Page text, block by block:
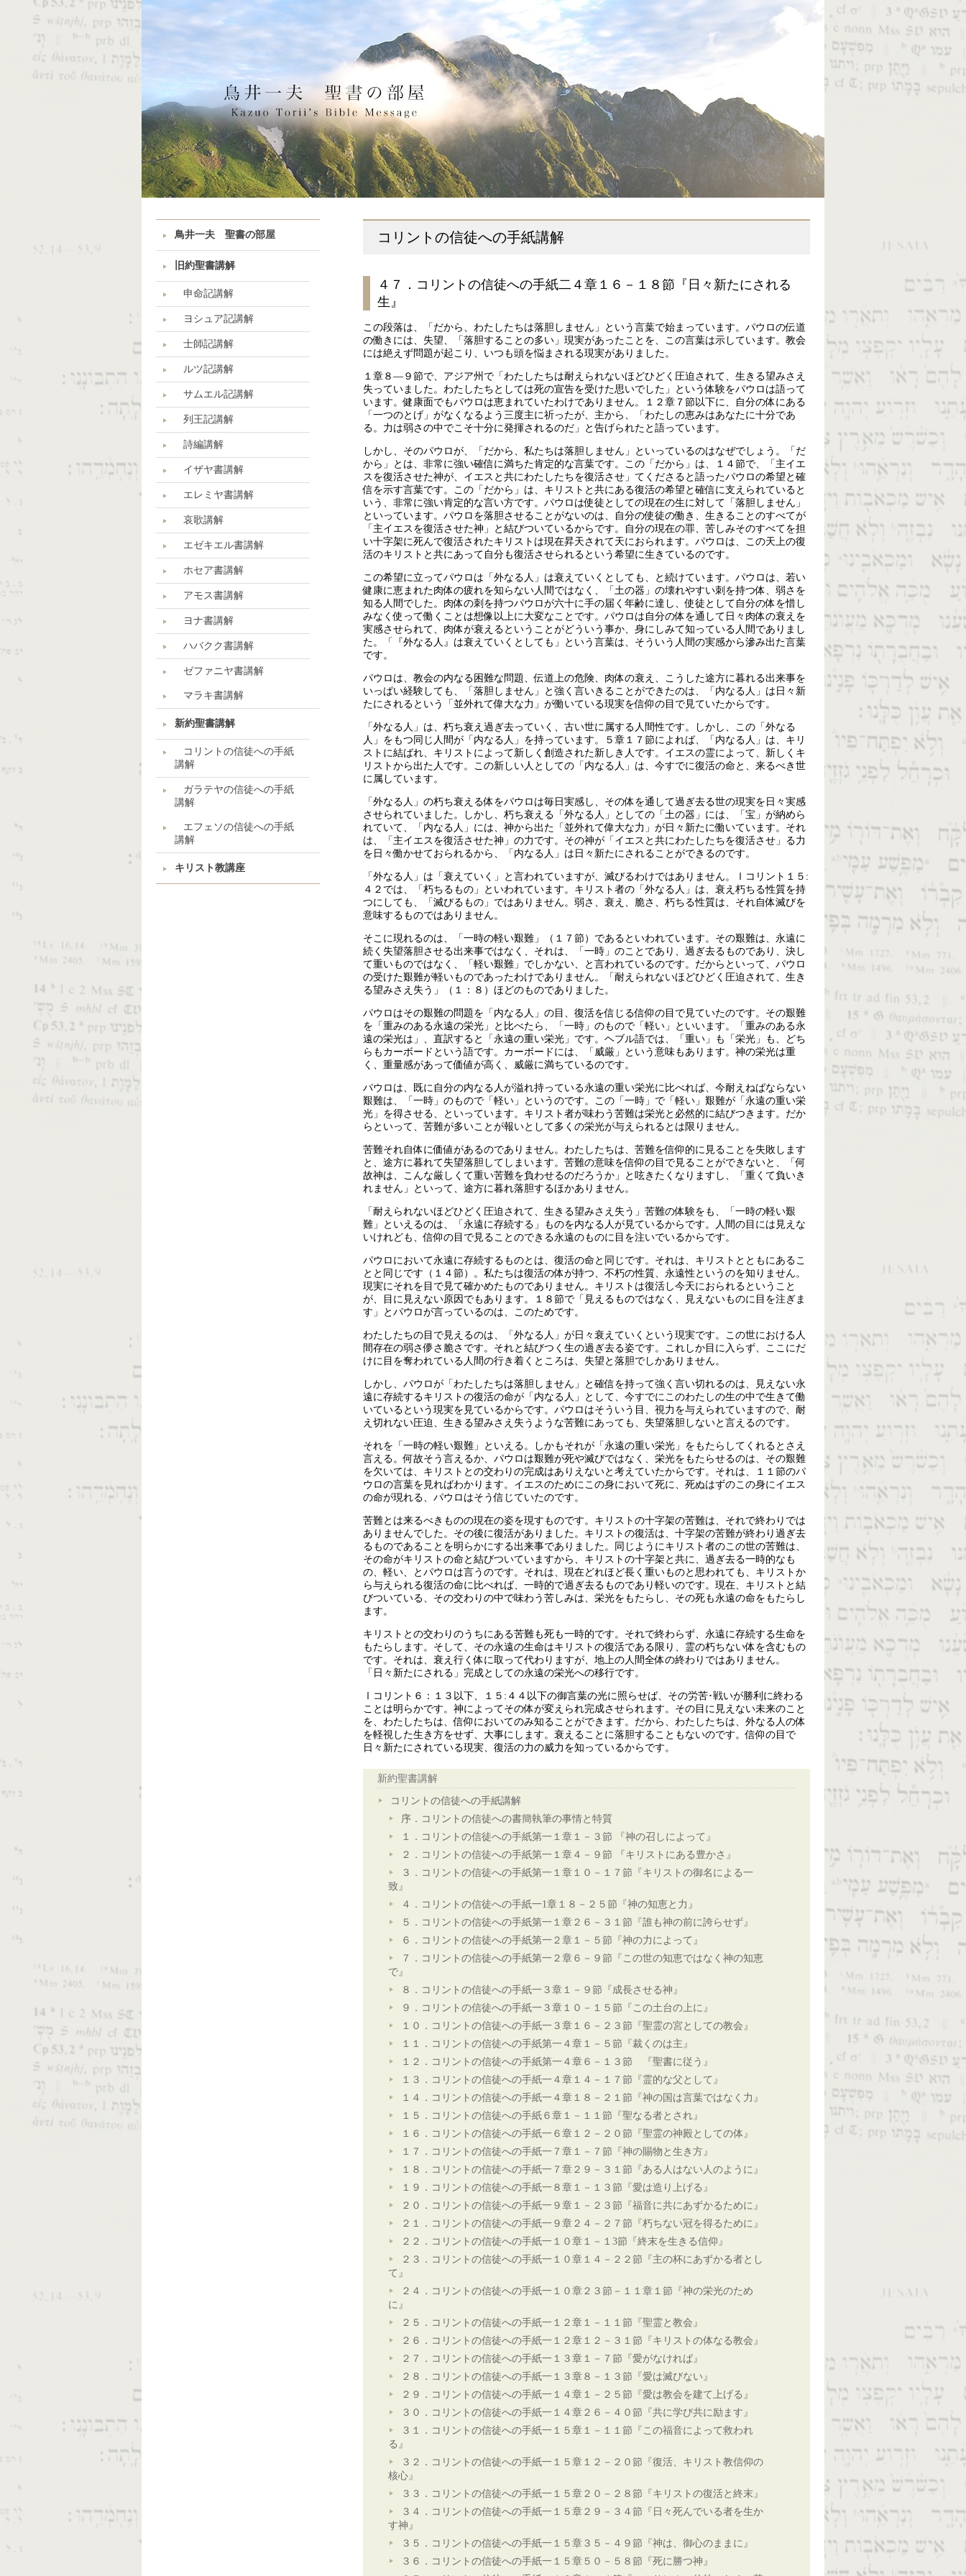
鳥井一夫 聖書の部屋
旧約聖書講解
申命記講解
ヨシュア記講解
士師記講解
ルツ記講解
サムエル記講解
列王記講解
詩編講解
イザヤ書講解
エレミヤ書講解
哀歌講解
エゼキエル書講解
ホセア書講解
アモス書講解
ヨナ書講解
ハバクク書講解
ゼファニヤ書講解
マラキ書講解
新約聖書講解
コリントの信徒への手紙
講解
ガラテヤの信徒への手紙
講解
エフェソの信徒への手紙
講解
キリスト教講座
コリントの信徒への手紙講解
４７．コリントの信徒への手紙二４章１６－１８節『日々新たにされる
生』
この段落は、「だから、わたしたちは落胆しません」という言葉で始まっています。パウロの伝道
の働きには、失望、「落胆することの多い」現実があったことを、この言葉は示しています。教会
には絶えず問題が起こり、いつも頭を悩まされる現実がありました。
１章８—９節で、アジア州で「わたしたちは耐えられないほどひどく圧迫されて、生きる望みさえ
失っていました。わたしたちとしては死の宣告を受けた思いでした」という体験をパウロは語って
います。健康面でもパウロは恵まれていたわけでありません。１２章７節以下に、自分の体にある
「一つのとげ」がなくなるよう三度主に祈ったが、主から、「わたしの恵みはあなたに十分であ
る。力は弱さの中でこそ十分に発揮されるのだ」と告げられたと語っています。
しかし、そのパウロが、「だから、私たちは落胆しません」といっているのはなぜでしょう。「だ
から」とは、非常に強い確信に満ちた肯定的な言葉です。この「だから」は、１４節で、「主イエ
スを復活させた神が、イエスと共にわたしたちを復活させ」てくださると語ったパウロの希望と確
信を示す言葉です。この「だから」は、キリストと共にある復活の希望と確信に支えられていると
いう、非常に強い肯定的な言い方です。パウロは使徒としての現在の生に対して「落胆しません」
といっています。パウロを落胆させることがないのは、自分の使徒の働き、生きることのすべてが
「主イエスを復活させた神」と結びついているからです。自分の現在の罪、苦しみそのすべてを担
い十字架に死んで復活されたキリストは現在昇天されて天におられます。パウロは、この天上の復
活のキリストと共にあって自分も復活させられるという希望に生きているのです。
この希望に立ってパウロは「外なる人」は衰えていくとしても、と続けています。パウロは、若い
健康に恵まれた肉体の疲れを知らない人間ではなく、「土の器」の壊れやすい刺を持つ体、弱さを
知る人間でした。肉体の刺を持つパウロが六十に手の届く年齢に達し、使徒として自分の体を惜し
みなく使って働くことは想像以上に大変なことです。パウロは自分の体を通して日々肉体の衰えを
実感させられて、肉体が衰えるということがどういう事か、身にしみて知っている人間でありまし
た。「『外なる人』は衰えていくとしても」という言葉は、そういう人間の実感から滲み出た言葉
です。
パウロは、教会の内なる困難な問題、伝道上の危険、肉体の衰え、こうした途方に暮れる出来事を
いっぱい経験しても、「落胆しません」と強く言いきることができたのは、「内なる人」は日々新
たにされるという「並外れて偉大な力」が働いている現実を信仰の目で見ていたからです。
「外なる人」は、朽ち衰え過ぎ去っていく、古い世に属する人間性です。しかし、この「外なる
人」をもつ同じ人間が「内なる人」を持っています。５章１７節によれば、「内なる人」は、キリ
ストに結ばれ、キリストによって新しく創造された新しき人です。イエスの霊によって、新しくキ
リストから出た人です。この新しい人としての「内なる人」は、今すでに復活の命と、来るべき世
に属しています。
「外なる人」の朽ち衰える体をパウロは毎日実感し、その体を通して過ぎ去る世の現実を日々実感
させられていました。しかし、朽ち衰える「外なる人」としての「土の器」には、「宝」が納めら
れていて、「内なる人」には、神から出た「並外れて偉大な力」が日々新たに働いています。それ
は、「主イエスを復活させた神」の力です。その神が「イエスと共にわたしたちを復活させ」る力
を日々働かせておられるから、「内なる人」は日々新たにされることができるのです。
「外なる人」は「衰えていく」と言われていますが、滅びるわけではありません。Ⅰコリント１５:
４２では、「朽ちるもの」といわれています。キリスト者の「外なる人」は、衰え朽ちる性質を持
つにしても、「滅びるもの」ではありません。弱さ、衰え、脆さ、朽ちる性質は、それ自体滅びを
意味するものではありません。
そこに現れるのは、「一時の軽い艱難」（１７節）であるといわれています。その艱難は、永遠に
続く失望落胆させる出来事ではなく、それは、「一時」のことであり、過ぎ去るものであり、決し
て重いものではなく、「軽い艱難」でしかない、と言われているのです。だからといって、パウロ
の受けた艱難が軽いものであったわけでありません。「耐えられないほどひどく圧迫されて、生き
る望みさえ失う」（１：８）ほどのものでありました。
パウロはその艱難の問題を「内なる人」の目、復活を信じる信仰の目で見ていたのです。その艱難
を「重みのある永遠の栄光」と比べたら、「一時」のもので「軽い」といいます。「重みのある永
遠の栄光は」、直訳すると「永遠の重い栄光」です。ヘブル語では、「重い」も「栄光」も、どち
らもカーボードという語です。カーボードには、「威厳」という意味もあります。神の栄光は重
く、重量感があって価値が高く、威厳に満ちているのです。
パウロは、既に自分の内なる人が溢れ持っている永遠の重い栄光に比べれば、今耐えねばならない
艱難は、「一時」のもので「軽い」というのです。この「一時」で「軽い」艱難が「永遠の重い栄
光」を得させる、といっています。キリスト者が味わう苦難は栄光と必然的に結びつきます。だか
らといって、苦難が多いことが報いとして多くの栄光が与えられるとは限りません。
苦難それ自体に価値があるのでありません。わたしたちは、苦難を信仰的に見ることを失敗します
と、途方に暮れて失望落胆してしまいます。苦難の意味を信仰の目で見ることができないと、「何
故神は、こんな厳しくて重い苦難を負わせるのだろうか」と呟きたくなりますし、「重くて負いき
れません」といって、途方に暮れ落胆するほかありません。
「耐えられないほどひどく圧迫されて、生きる望みさえ失う」苦難の体験をも、「一時の軽い艱
難」といえるのは、「永遠に存続する」ものを内なる人が見ているからです。人間の目には見えな
いけれども、信仰の目で見ることのできる永遠のものに目を注いでいるからです。
パウロにおいて永遠に存続するものとは、復活の命と同じです。それは、キリストとともにあるこ
とと同じです（１４節）。私たちは復活の体が持つ、不朽の性質、永遠性というのを知りません。
現実にそれを目で見て確かめたものでありません。キリストは復活し今天におられるということ
が、目に見えない原因でもあります。１８節で「見えるものではなく、見えないものに目を注ぎま
す」とパウロが言っているのは、このためです。
わたしたちの目で見えるのは、「外なる人」が日々衰えていくという現実です。この世における人
間存在の弱さ儚さ脆さです。それと結びつく生の過ぎ去る姿です。これしか目に入らず、ここにだ
けに目を奪われている人間の行き着くところは、失望と落胆でしかありません。
しかし、パウロが「わたしたちは落胆しません」と確信を持って強く言い切れるのは、見えない永
遠に存続するキリストの復活の命が「内なる人」として、今すでにこのわたしの生の中で生きて働
いているという現実を見ているからです。パウロはそういう目、視力を与えられていますので、耐
え切れない圧迫、生きる望みさえ失うような苦難にあっても、失望落胆しないと言えるのです。
それを「一時の軽い艱難」といえる。しかもそれが「永遠の重い栄光」をもたらしてくれるとさえ
言える。何故そう言えるか、パウロは艱難が死や滅びではなく、栄光をもたらせるのは、その艱難
を欠いては、キリストとの交わりの完成はありえないと考えていたからです。それは、１１節のパ
ウロの言葉を見ればわかります。イエスのためにこの身において死に、死ぬはずのこの身にイエス
の命が現れる、パウロはそう信じていたのです。
苦難とは来るべきものの現在の姿を現すものです。キリストの十字架の苦難は、それで終わりでは
ありませんでした。その後に復活がありました。キリストの復活は、十字架の苦難が終わり過ぎ去
るものであることを明らかにする出来事でありました。同じようにキリスト者のこの世の苦難は、
その命がキリストの命と結びついていますから、キリストの十字架と共に、過ぎ去る一時的なも
の、軽い、とパウロは言うのです。それは、現在どれほど長く重いものと思われても、キリストか
ら与えられる復活の命に比べれば、一時的で過ぎ去るものであり軽いのです。現在、キリストと結
びついている、その交わりの中で味わう苦しみは、栄光をもたらし、その死も永遠の命をもたらし
ます。
キリストとの交わりのうちにある苦難も死も一時的です。それで終わらず、永遠に存続する生命を
もたらします。そして、その永遠の生命はキリストの復活である限り、霊の朽ちない体を含むもの
です。それは、衰え行く体に取って代わりますが、地上の人間全体の終わりではありません。
「日々新たにされる」完成としての永遠の栄光への移行です。
Ⅰコリント６：１３以下、１５:４４以下の御言葉の光に照らせば、その労苦･戦いが勝利に終わる
ことは明らかです。神によってその体が変えられ完成させられます。その目に見えない未来のこと
を、わたしたちは、信仰においてのみ知ることができます。だから、わたしたちは、外なる人の体
を軽視した生き方をせず、大事にします。衰えることに落胆することもないのです。信仰の目で
日々新たにされている現実、復活の力の威力を知っているからです。
新約聖書講解
コリントの信徒への手紙講解
序．コリントの信徒への書簡執筆の事情と特質
１．コリントの信徒への手紙第一１章１－３節 『神の召しによって』
２．コリントの信徒への手紙第一１章４－９節 『キリストにある豊かさ』
３．コリントの信徒への手紙第一１章１０－１７節『キリストの御名による一
致』
４．コリントの信徒への手紙一1章１８－２５節『神の知恵と力』
５．コリントの信徒への手紙第一１章２６－３１節『誰も神の前に誇らせず』
６．コリントの信徒への手紙第一２章１－５節『神の力によって』
７．コリントの信徒への手紙第一２章６－９節『この世の知恵ではなく神の知恵
で』
８．コリントの信徒への手紙一３章１－９節『成長させる神』
９．コリントの信徒への手紙一３章１０－１５節『この土台の上に』
１０．コリントの信徒への手紙一３章１６－２３節『聖霊の宮としての教会』
１１．コリントの信徒への手紙第一４章１－５節『裁くのは主』
１２．コリントの信徒への手紙第一４章６－１３節 『聖書に従う』
１３．コリントの信徒への手紙一４章１４－１７節『霊的な父として』
１４．コリントの信徒への手紙一４章１８－２１節『神の国は言葉ではなく力』
１５．コリントの信徒への手紙６章１－１１節『聖なる者とされ』
１６．コリントの信徒への手紙一６章１２－２０節『聖霊の神殿としての体』
１７．コリントの信徒への手紙一７章１－７節『神の賜物と生き方』
１８．コリントの信徒への手紙一７章２９－３１節『ある人はない人のように』
１９．コリントの信徒への手紙一８章１－１３節『愛は造り上げる』
２０．コリントの信徒への手紙一９章１－２３節『福音に共にあずかるために』
２１．コリントの信徒への手紙一９章２４－２７節『朽ちない冠を得るために』
２２．コリントの信徒への手紙一１０章１－１3節『終末を生きる信仰』
２３．コリントの信徒への手紙一１０章１４－２２節『主の杯にあずかる者とし
て』
２４．コリントの信徒への手紙一１０章２３節－１１章１節『神の栄光のため
に』
２５．コリントの信徒への手紙一１２章１－１１節『聖霊と教会』
２６．コリントの信徒への手紙一１２章１２－３１節『キリストの体なる教会』
２７．コリントの信徒への手紙一１３章１－７節『愛がなければ』
２８．コリントの信徒への手紙一１３章８－１３節『愛は滅びない』
２９．コリントの信徒への手紙一１４章１－２５節『愛は教会を建て上げる』
３０．コリントの信徒への手紙一１４章２６－４０節『共に学び共に励ます』
３１．コリントの信徒への手紙一１５章１－１１節『この福音によって救われ
る』
３２．コリントの信徒への手紙一１５章１２－２０節『復活、キリスト教信仰の
核心』
３３．コリントの信徒への手紙一１５章２０－２８節『キリストの復活と終末』
３４．コリントの信徒への手紙一１５章２９－３４節『日々死んでいる者を生か
す神』
３５．コリントの信徒への手紙一１５章３５－４９節『神は、御心のままに』
３６．コリントの信徒への手紙一１５章５０－５８節『死に勝つ神』